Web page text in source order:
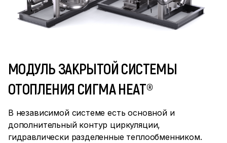
МОДУЛЬ ЗАКРЫТОЙ СИСТЕМЫ
ОТОПЛЕНИЯ СИГМА HEAT®
В независимой системе есть основной и
дополнительный контур циркуляции,
гидравлически разделенные теплообменником.